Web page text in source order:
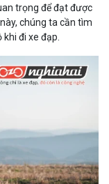
trọng để đạt được
chúng ta cần tìm
đi xe đạp.